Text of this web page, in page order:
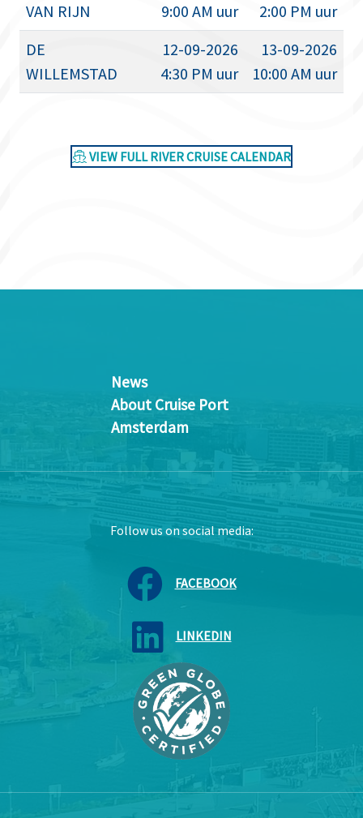
VAN RIJN
9:00 AM uur
2:00 PM uur
DE
WILLEMSTAD
12-09-2026
4:30 PM uur
13-09-2026
10:00 AM uur
VIEW FULL RIVER CRUISE CALENDAR
News
About Cruise Port
Amsterdam
Follow us on social media:
FACEBOOK
LINKEDIN